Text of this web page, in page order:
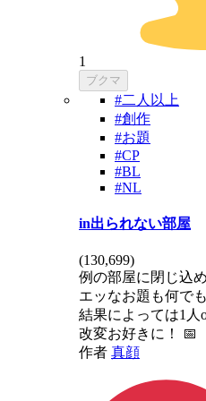
1
ブクマ
#二人以上
#創作
#お題
#CP
#BL
#NL
in出られない部屋
(130,699)
例の部屋に閉じ込
エッなお題も何で
結果によっては1
改変お好きに！ 📅
作者 真顔